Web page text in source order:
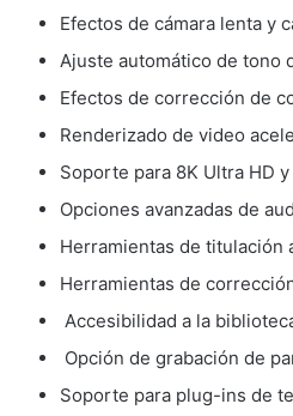
Efectos de cámara lenta y
Ajuste automático de tono
Efectos de corrección de
Renderizado de video
Soporte para 8K Ultra HD y
Opciones avanzadas de
Herramientas de titulación
Herramientas de
Accesibilidad a la
Opción de grabación de
Soporte para plug-ins de